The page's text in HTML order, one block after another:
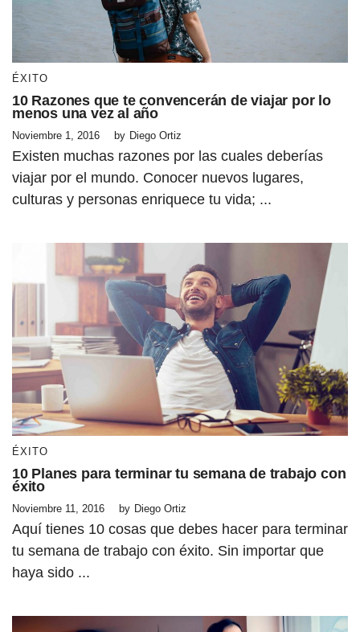
ÉXITO
10 Razones que te convencerán de viajar por lo
menos una vez al año
Noviembre 1, 2016 by Diego Ortiz
Existen muchas razones por las cuales deberías
viajar por el mundo. Conocer nuevos lugares,
culturas y personas enriquece tu vida; ...
ÉXITO
10 Planes para terminar tu semana de trabajo con
éxito
Noviembre 11, 2016 by Diego Ortiz
Aquí tienes 10 cosas que debes hacer para terminar
tu semana de trabajo con éxito. Sin importar que
haya sido ...